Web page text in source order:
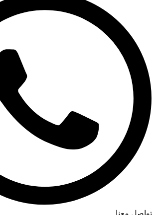
تواصل معنا